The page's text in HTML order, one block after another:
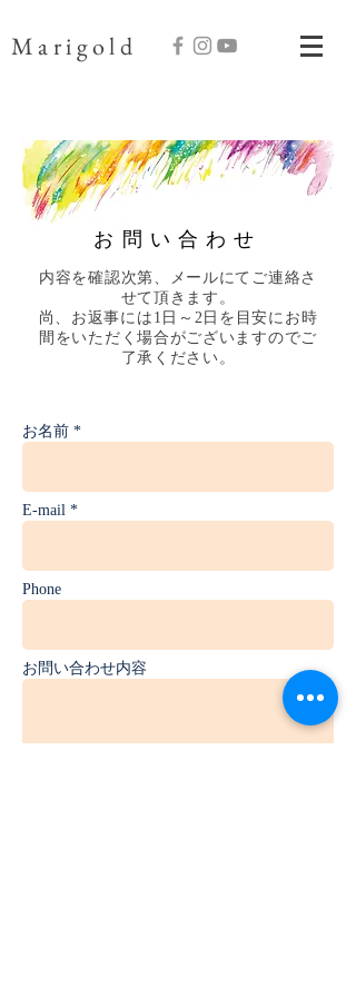
Marigold
お問い合わせ
内容を確認次第、メールにてご連絡さ
せて頂きます。
尚、お返事には1日～2日を目安にお時
間をいただく場合がございますのでご
了承ください。
お名前 *
E-mail *
Phone
お問い合わせ内容